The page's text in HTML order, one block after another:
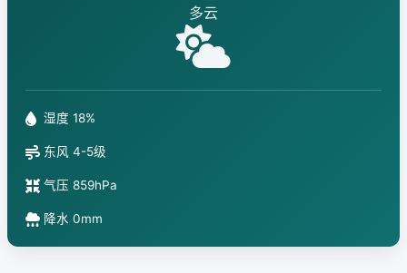
多云
湿度 18%
东风 4-5级
气压 859hPa
降水 0mm